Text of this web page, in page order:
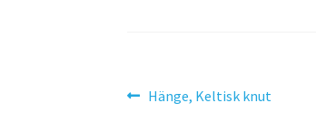
Inläggsnavigering
Föregående
Hänge, Keltisk knut